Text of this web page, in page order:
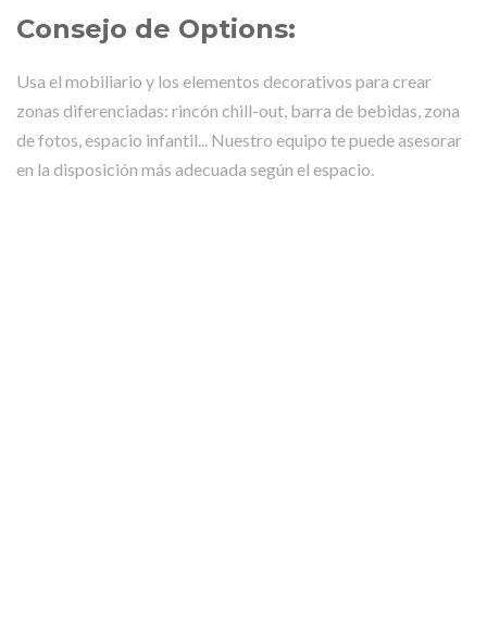
Consejo de Options:
Usa el mobiliario y los elementos decorativos para crear
zonas diferenciadas: rincón chill-out, barra de bebidas, zona
de fotos, espacio infantil... Nuestro equipo te puede asesorar
en la disposición más adecuada según el espacio.